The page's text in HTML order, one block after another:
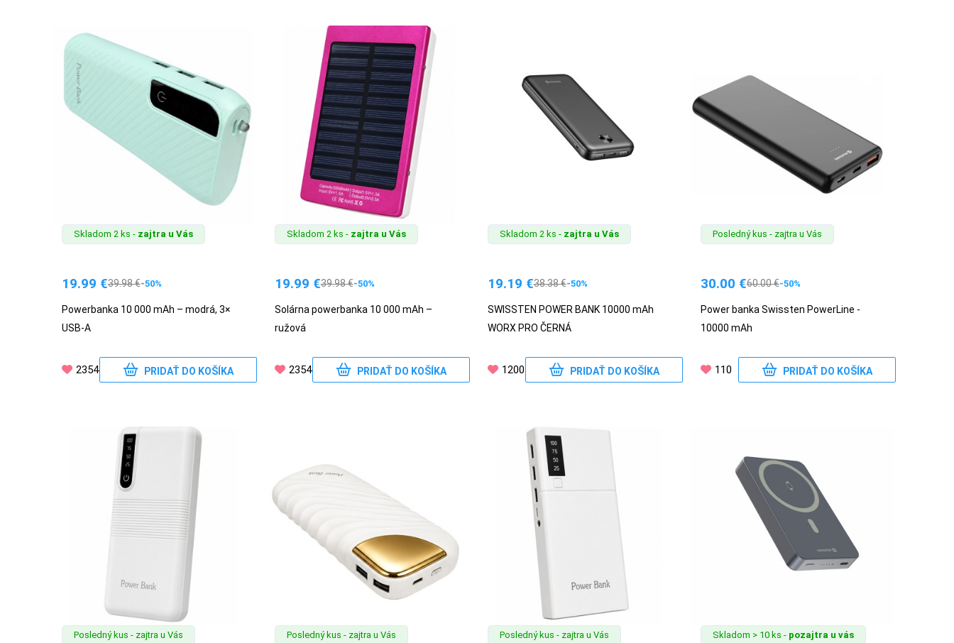
Skladom 2 ks - zajtra u Vás
19.99 €39.98€-50%
Powerbanka 10 000 mAh – modrá, 3×
USB-A
2354 PRIDAŤ DO KOŠÍKA
Skladom 2 ks - zajtra u Vás
19.99 €39.98€-50%
Solárna powerbanka 10 000 mAh –
ružová
2354 PRIDAŤ DO KOŠÍKA
Skladom 2 ks - zajtra u Vás
19.19 €38.38€-50%
SWISSTEN POWER BANK 10000 mAh
WORX PRO ČERNÁ
1200 PRIDAŤ DO KOŠÍKA
Posledný kus - zajtra u Vás
30.00 €60.00€-50%
Power banka Swissten PowerLine -
10000 mAh
110 PRIDAŤ DO KOŠÍKA
Posledný kus - zajtra u Vás Posledný kus - zajtra u Vás Posledný kus - zajtra u Vás Skladom > 10 ks - pozajtra u vás